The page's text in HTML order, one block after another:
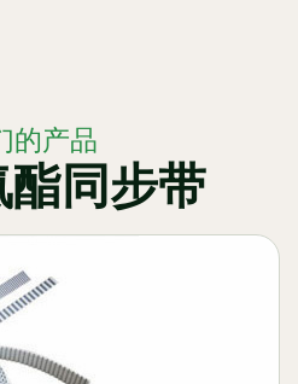
的产品
酯同步带